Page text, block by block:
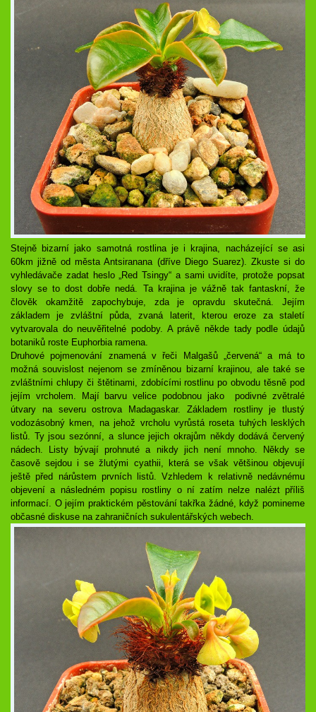
Stejně bizarní jako samotná rostlina je i krajina, nacházející se asi
60km jižně od města Antsiranana (dříve Diego Suarez). Zkuste si do
vyhledávače zadat heslo „Red Tsingy“ a sami uvidíte, protože popsat
slovy se to dost dobře nedá. Ta krajina je vážně tak fantaskní, že
člověk okamžitě zapochybuje, zda je opravdu skutečná. Jejím
základem je zvláštní půda, zvaná laterit, kterou eroze za staletí
vytvarovala do neuvěřitelné podoby. A právě někde tady podle údajů
botaniků roste Euphorbia ramena.
Druhové pojmenování znamená v řeči Malgašů „červená“ a má to
možná souvislost nejenom se zmíněnou bizarní krajinou, ale také se
zvláštními chlupy či štětinami, zdobícími rostlinu po obvodu těsně pod
jejím vrcholem. Mají barvu velice podobnou jako podivné zvětralé
útvary na severu ostrova Madagaskar. Základem rostliny je tlustý
vodozásobný kmen, na jehož vrcholu vyrůstá roseta tuhých lesklých
listů. Ty jsou sezónní, a slunce jejich okrajům někdy dodává červený
nádech. Listy bývají prohnuté a nikdy jich není mnoho. Někdy se
časově sejdou i se žlutými cyathii, která se však většinou objevují
ještě před nárůstem prvních listů. Vzhledem k relativně nedávnému
objevení a následném popisu rostliny o ní zatím nelze nalézt příliš
informací. O jejím praktickém pěstování takřka žádné, když pomineme
občasné diskuse na zahraničních sukulentářských webech.